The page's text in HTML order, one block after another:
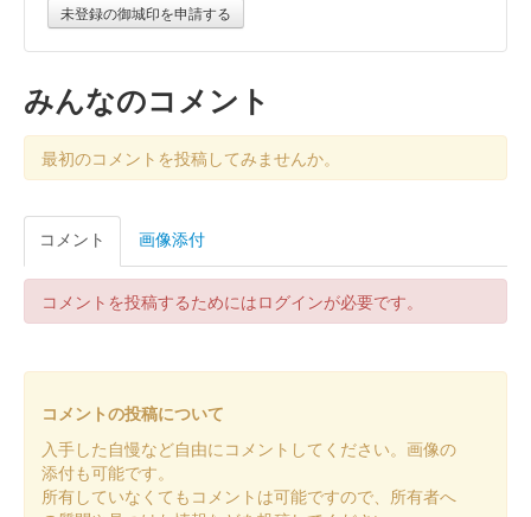
長野原城 御城印 真田昌幸版
未登録の御城印を申請する
みんなのコメント
最初のコメントを投稿してみませんか。
コメント 画像添付
コメントを投稿するためにはログインが必要です。
コメントの投稿について
入手した自慢など自由にコメントしてください。画像の
添付も可能です。
所有していなくてもコメントは可能ですので、所有者へ